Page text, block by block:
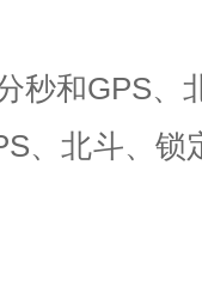
秒和GPS、
、北斗、锁